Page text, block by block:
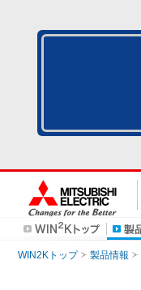
WIN2Kトップ 製品情報